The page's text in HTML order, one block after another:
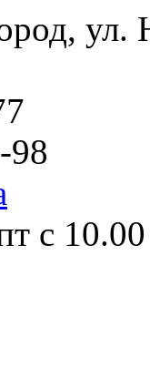
ул.
98
с